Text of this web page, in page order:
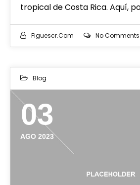
tropical de Costa Rica. Aquí,
Figuescr.com No Comments
Blog
03
AGO 2023